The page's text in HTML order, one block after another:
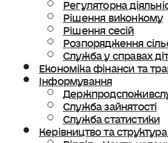
Рішення виконкому
Рішення сесій
Розпорядження
Служба у справах
Економіка фінанси та
Інформування
Служба зайнятості
Служба статистики
Керівництво та